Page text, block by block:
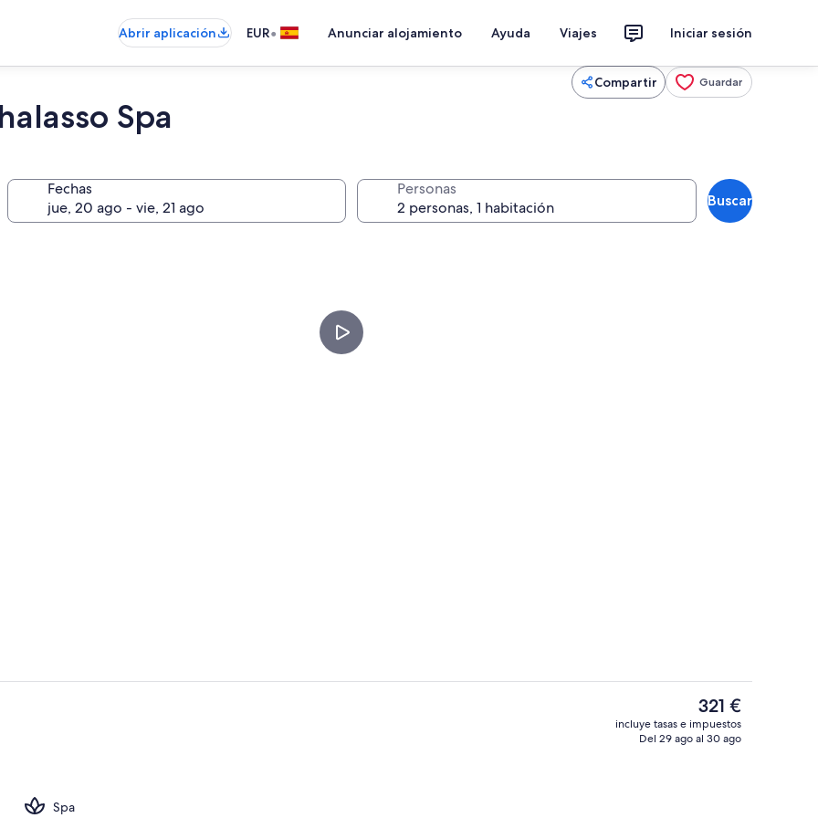
Abrir aplicación EUR• Anunciar alojamiento Ayuda Viajes Iniciar sesión
Compartir Guardar
Spa
Fechas Personas
Buscar
Tratamientos corporales, envolturas
Spa
El
precio
actual
321 €
incluye tasas e impuestos
Del 29 ago al 30 ago